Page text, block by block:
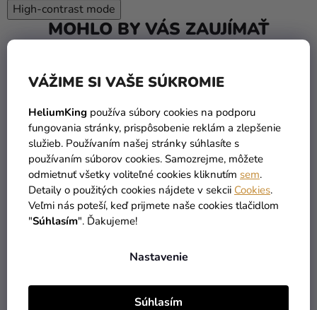
VÁŽIME SI VAŠE SÚKROMIE
HeliumKing používa súbory cookies na podporu
fungovania stránky, prispôsobenie reklám a zlepšenie
služieb. Používaním našej stránky súhlasíte s
používaním súborov cookies. Samozrejme, môžete
odmietnuť všetky voliteľné cookies kliknutím sem.
Detaily o použitých cookies nájdete v sekcii Cookies.
Veľmi nás poteší, keď prijmete naše cookies tlačidlom
"Súhlasím". Ďakujeme!
Nastavenie
Súhlasím
High-contrast mode
MOHLO BY VÁS ZAUJÍMAŤ